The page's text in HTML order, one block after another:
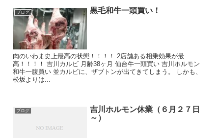
ブログ 黒毛和牛一頭買い！
肉のいわま史上最高の状態！！！！ 2店舗ある相乗効果が最
高！！！！ 吉川カルビ 月齢38ヶ月 仙台牛一頭買い 吉川ホルモン
和牛一腹買い 並カルビに、ザブトンが出てきてしまう。 しかも、
松坂よりは...
ブログ
吉川ホルモン休業（６月２７日
～）